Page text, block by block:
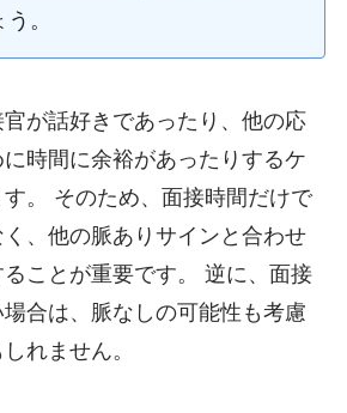
。
が話好きであったり、他の応
時間に余裕があったりするケ
。 そのため、面接時間だけで
、他の脈ありサインと合わせ
ことが重要です。 逆に、面接
合は、脈なしの可能性も考慮
れません。